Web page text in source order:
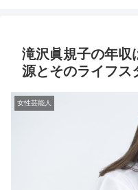
滝沢眞規子の年収
源とそのライフス
女性芸能人